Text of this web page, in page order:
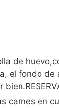
de
el fondo
carnes en